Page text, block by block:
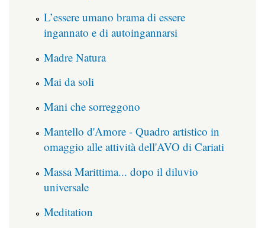
L’essere umano brama di essere
ingannato e di autoingannarsi
Madre Natura
Mai da soli
Mani che sorreggono
Mantello d'Amore - Quadro artistico in
omaggio alle attività dell'AVO di Cariati
Massa Marittima... dopo il diluvio
universale
Meditation